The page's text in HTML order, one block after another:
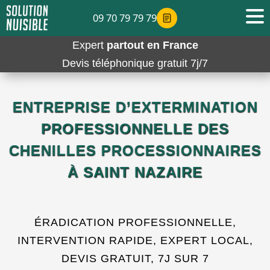
Expert partout en France
Devis téléphonique gratuit 7j/7
ENTREPRISE D’EXTERMINATION
PROFESSIONNELLE DES
CHENILLES PROCESSIONNAIRES
À SAINT NAZAIRE
ÉRADICATION PROFESSIONNELLE,
INTERVENTION RAPIDE, EXPERT LOCAL,
DEVIS GRATUIT, 7J SUR 7
09 70 79 79 79